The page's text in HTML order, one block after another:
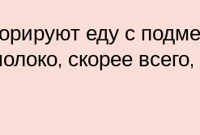
еду с
скорее